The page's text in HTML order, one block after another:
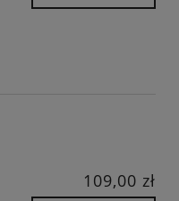
109,00 zł